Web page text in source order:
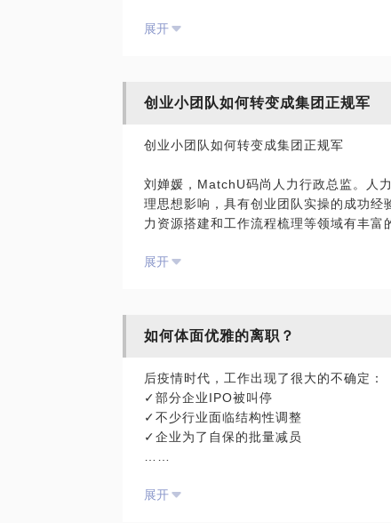
常见的误区在于：一些创业公司的HR及
细节：通过猎头招募人才时，有哪些注意
这些要怎么体现在简历里呀？
展开
创业小团队如何转变成集团正规军
创业小团队如何转变成集团正规军
刘婵媛，MatchU码尚人力行政总监。人
理思想影响，具有创业团队实操的成功经
力资源搭建和工作流程梳理等领域有丰
曾在周刊上写职业发展专栏;作为嘉宾参
擅长快速有效组建有战斗力的团队
擅长企业文化建设和内部正循环的引导
深刻理解企业管理者和员工们的需求
对于团队激励有系统性的方法论和成功经验
能够帮你的企业解决：
展开
如何体面优雅的离职？
后疫情时代，工作出现了很大的不确定：
✓部分企业IPO被叫停
✓不少行业面临结构性调整
✓企业为了自保的批量减员
职海沉浮，我们总会遇到离职这件事。
展开